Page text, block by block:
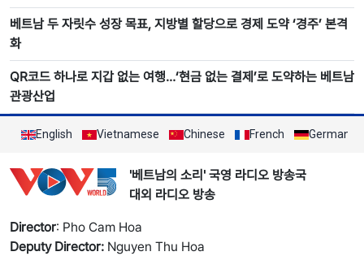
베트남 두 자릿수 성장 목표, 지방별 할당으로 경제 도약 ‘경주’ 본격
화
QR코드 하나로 지갑 없는 여행…‘현금 없는 결제’로 도약하는 베트남
관광산업
English Vietnamese Chinese French German
'베트남의 소리' 국영 라디오 방송국
대외 라디오 방송
Director: Pho Cam Hoa
Deputy Director: Nguyen Thu Hoa